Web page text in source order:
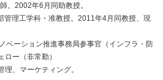
。2002年6月同助教授。
管理工学科・准教授。2011年4月同教授、現
ベーション推進事務局参事官（インフラ・防
ー（非常勤）
、マーケティング。